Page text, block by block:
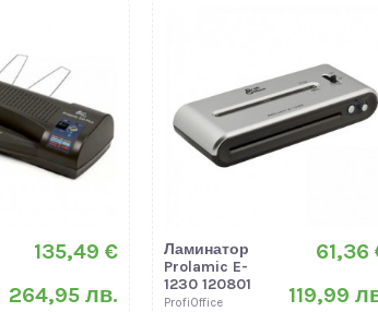
135,49 €
264,95 лв.
Ламинатор
Prolamic E-
1230 120801
ProfiOffice
61,36
119,99